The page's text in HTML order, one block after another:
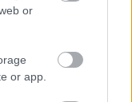
or
or app.